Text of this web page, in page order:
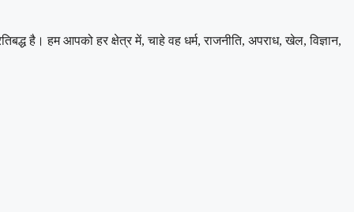
है। हम आपको हर क्षेत्र में, चाहे वह धर्म, राजनीति, अपराध, खेल, विज्ञान,